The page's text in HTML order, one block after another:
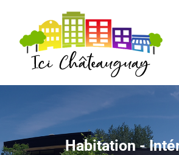
Habitation -